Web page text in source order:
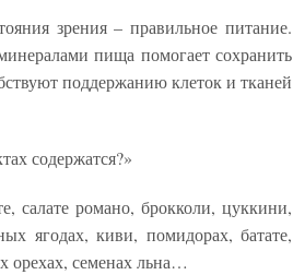
зрения – правильное питание.
пища помогает сохранить
поддержанию клеток и тканей
содержатся?»
салате романо, брокколи, цуккини,
ягодах, киви, помидорах, батате,
орехах, семенах льна…